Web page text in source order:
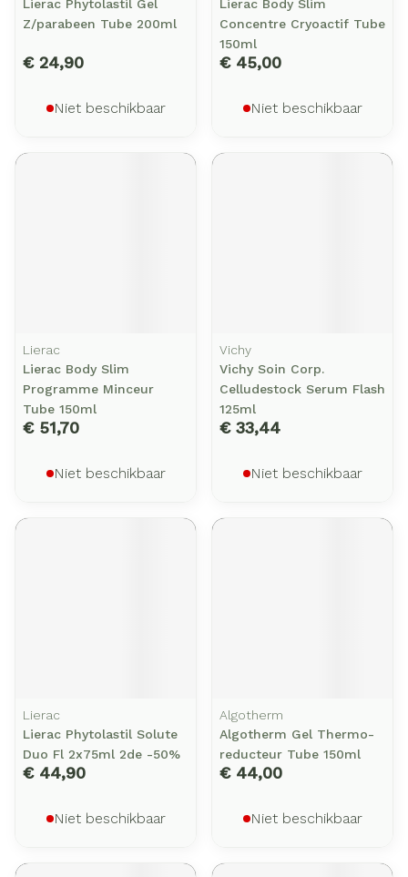
Lierac Phytolastil Gel
Z/parabeen Tube 200ml
€ 24,90
Niet beschikbaar
Lierac Body Slim
Concentre Cryoactif Tube
150ml
€ 45,00
Niet beschikbaar
Lierac
Lierac Body Slim
Programme Minceur
Tube 150ml
€ 51,70
Niet beschikbaar
Vichy
Vichy Soin Corp.
Celludestock Serum Flash
125ml
€ 33,44
Niet beschikbaar
Lierac
Lierac Phytolastil Solute
Duo Fl 2x75ml 2de -50%
€ 44,90
Niet beschikbaar
Algotherm
Algotherm Gel Thermo-
reducteur Tube 150ml
€ 44,00
Niet beschikbaar